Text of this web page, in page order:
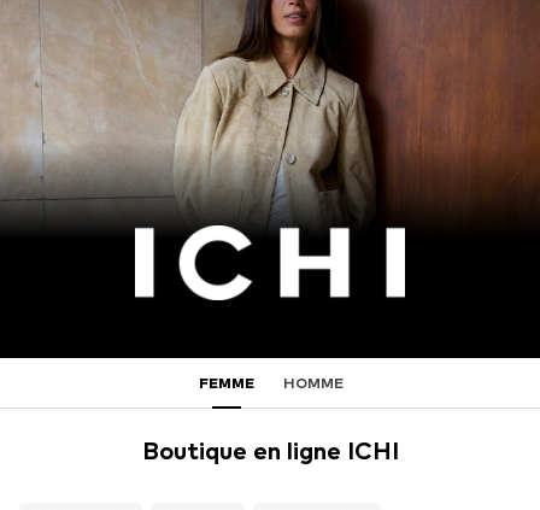
FEMME HOMME
Boutique en ligne ICHI